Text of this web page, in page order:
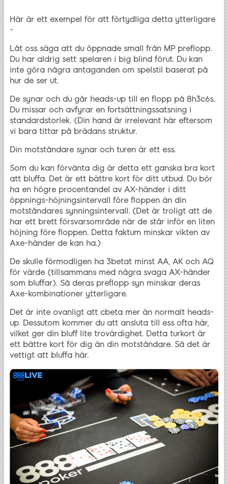
Här är ett exempel för att förtydliga detta ytterligare
-
Låt oss säga att du öppnade small från MP preflopp.
Du har aldrig sett spelaren i big blind förut. Du kan
inte göra några antaganden om spelstil baserat på
hur de ser ut.
De synar och du går heads-up till en flopp på 8h3c6s.
Du missar och avfyrar en fortsättningssatsning i
standardstorlek. (Din hand är irrelevant här eftersom
vi bara tittar på brädans struktur.
Din motståndare synar och turen är ett ess.
Som du kan förvänta dig är detta ett ganska bra kort
att bluffa. Det är ett bättre kort för ditt utbud. Du bör
ha en högre procentandel av AX-händer i ditt
öppnings-höjningsintervall före floppen än din
motståndares synningsintervall. (Det är troligt att de
har ett brett försvarsområde när de står inför en liten
höjning före floppen. Detta faktum minskar vikten av
Axe-händer de kan ha.)
De skulle förmodligen ha 3betat minst AA, AK och AQ
för värde (tillsammans med några svaga AX-händer
som bluffar). Så deras preflopp syn minskar deras
Axe-kombinationer ytterligare.
Det är inte ovanligt att cbeta mer än normalt heads-
up. Dessutom kommer du att ansluta till ess ofta här,
vilket ger din bluff lite trovärdighet. Detta turkort är
ett bättre kort för dig än din motståndare. Så det är
vettigt att bluffa här.